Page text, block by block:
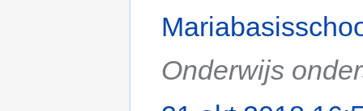
Onderwijs